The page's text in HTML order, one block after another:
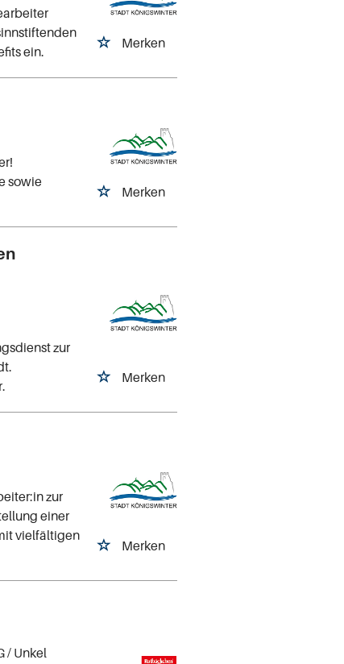
Merken
ein.
Merken
sowie
Merken
zur
Merken
zur
einer
vielfältigen
/ Unkel